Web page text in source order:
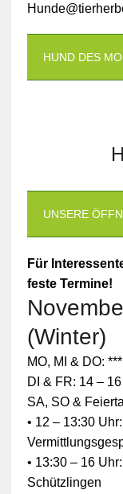
HUND DES
UNSERE
Für
feste Termine!
(Winter)
MO, MI & DO:
DI & FR: 14 –
SA, SO &
• 12 – 13:30
• 13:30 – 16
Schützlingen